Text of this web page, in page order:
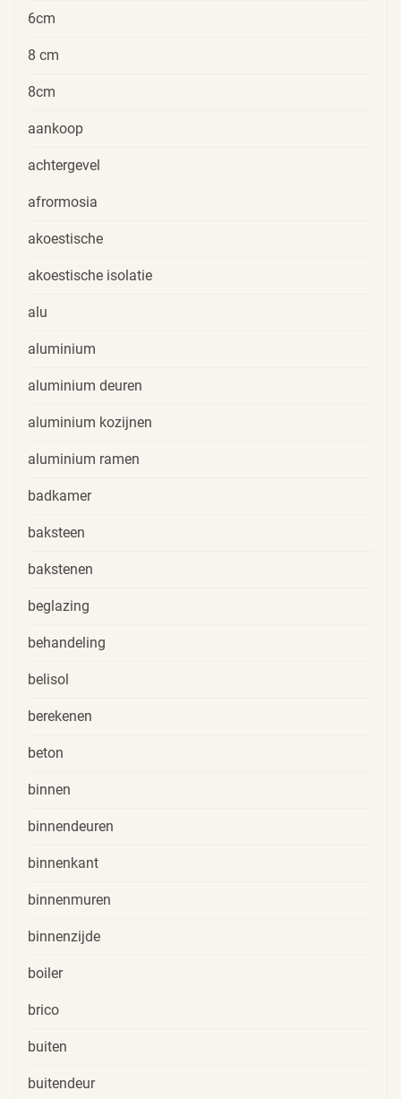
6cm
8 cm
8cm
aankoop
achtergevel
afrormosia
akoestische
akoestische isolatie
alu
aluminium
aluminium deuren
aluminium kozijnen
aluminium ramen
badkamer
baksteen
bakstenen
beglazing
behandeling
belisol
berekenen
beton
binnen
binnendeuren
binnenkant
binnenmuren
binnenzijde
boiler
brico
buiten
buitendeur